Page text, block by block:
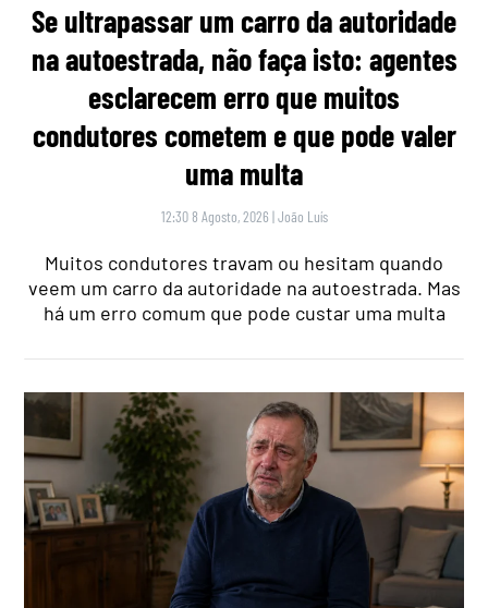
Se ultrapassar um carro da autoridade
na autoestrada, não faça isto: agentes
esclarecem erro que muitos
condutores cometem e que pode valer
uma multa
12:30 8 Agosto, 2026 |João Luís
Muitos condutores travam ou hesitam quando
veem um carro da autoridade na autoestrada. Mas
há um erro comum que pode custar uma multa